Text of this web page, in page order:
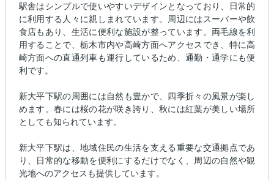
駅舎はシンプルで使いやすいデザインとなっており、日常的
に利用する人々に親しまれています。周辺にはスーパーや飲
食店もあり、生活に便利な施設が整っています。両毛線を利
用することで、栃木市内や高崎方面へアクセスでき、特に高
崎方面への直通列車も運行しているため、通勤・通学にも便
利です。
新大平下駅の周囲には自然も豊かで、四季折々の風景が楽し
めます。春には桜の花が咲き誇り、秋には紅葉が美しい場所
としても知られています。
新大平下駅は、地域住民の生活を支える重要な交通拠点であ
り、日常的な移動を便利にするだけでなく、周辺の自然や観
光地へのアクセスも提供しています。